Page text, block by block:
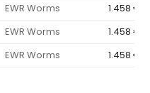
EWR Worms
1.458 €
EWR Worms
1.458 €
EWR Worms 1.458 €